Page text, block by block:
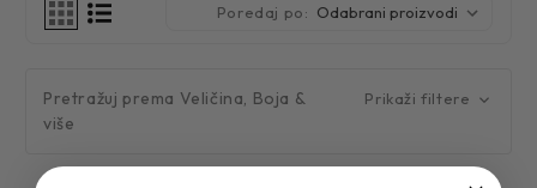
Poredaj po:
Pretražuj prema Veličina, Boja &
više
Prikaži filtere